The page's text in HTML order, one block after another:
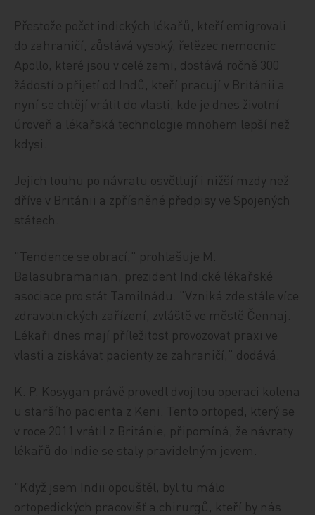
Přestože počet indických lékařů, kteří emigrovali
do zahraničí, zůstává vysoký, řetězec nemocnic
Apollo, které jsou v celé zemi, dostává ročně 300
žádostí o přijetí od Indů, kteří pracují v Británii a
nyní se chtějí vrátit do vlasti, kde je dnes životní
úroveň a lékařská technologie mnohem lepší než
kdysi.
Jejich touhu po návratu osvětlují i nižší mzdy než
dříve v Británii a zpřísněné předpisy ve Spojených
státech.
"Tendence se obrací," prohlašuje M.
Balasubramanian, prezident Indické lékařské
asociace pro stát Tamilnádu. "Vzniká zde stále více
zdravotnických zařízení, zvláště ve městě Čennaj.
Lékaři dnes mají příležitost provozovat praxi ve
vlasti a získávat pacienty ze zahraničí," dodává.
K. P. Kosygan právě provedl dvojitou operaci kolena
u staršího pacienta z Keni. Tento ortoped, který se
v roce 2011 vrátil z Británie, připomíná, že návraty
lékařů do Indie se staly pravidelným jevem.
"Když jsem Indii opouštěl, byl tu málo
ortopedických pracovišť a chirurgů, kteří by nás